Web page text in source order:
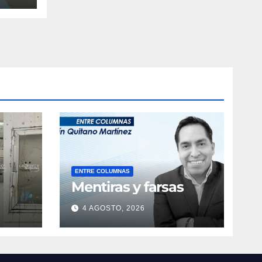
ENTRE COLUMNAS
Mentiras y farsas
4 AGOSTO, 2026